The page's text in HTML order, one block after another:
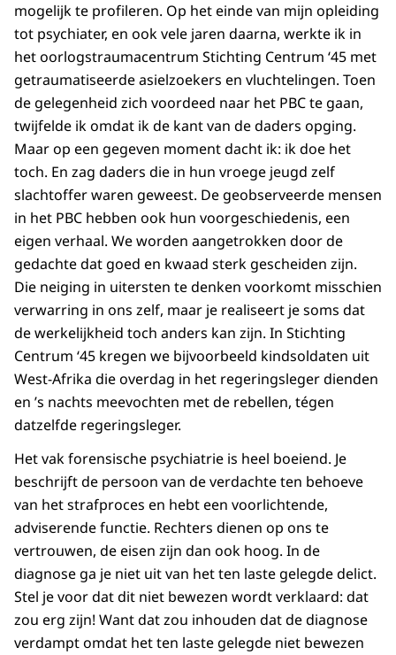
mogelijk te profileren. Op het einde van mijn opleiding
tot psychiater, en ook vele jaren daarna, werkte ik in
het oorlogstraumacentrum Stichting Centrum ‘45 met
getraumatiseerde asielzoekers en vluchtelingen. Toen
de gelegenheid zich voordeed naar het PBC te gaan,
twijfelde ik omdat ik de kant van de daders opging.
Maar op een gegeven moment dacht ik: ik doe het
toch. En zag daders die in hun vroege jeugd zelf
slachtoffer waren geweest. De geobserveerde mensen
in het PBC hebben ook hun voorgeschiedenis, een
eigen verhaal. We worden aangetrokken door de
gedachte dat goed en kwaad sterk gescheiden zijn.
Die neiging in uitersten te denken voorkomt misschien
verwarring in ons zelf, maar je realiseert je soms dat
de werkelijkheid toch anders kan zijn. In Stichting
Centrum ‘45 kregen we bijvoorbeeld kindsoldaten uit
West-Afrika die overdag in het regeringsleger dienden
en ’s nachts meevochten met de rebellen, tégen
datzelfde regeringsleger.
Het vak forensische psychiatrie is heel boeiend. Je
beschrijft de persoon van de verdachte ten behoeve
van het strafproces en hebt een voorlichtende,
adviserende functie. Rechters dienen op ons te
vertrouwen, de eisen zijn dan ook hoog. In de
diagnose ga je niet uit van het ten laste gelegde delict.
Stel je voor dat dit niet bewezen wordt verklaard: dat
zou erg zijn! Want dat zou inhouden dat de diagnose
verdampt omdat het ten laste gelegde niet bewezen